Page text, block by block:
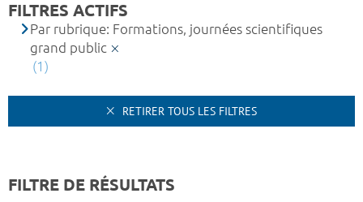
FILTRES ACTIFS
Par rubrique: Formations, journées scientifiques
grand public
(1)
RETIRER TOUS LES FILTRES
FILTRE DE RÉSULTATS